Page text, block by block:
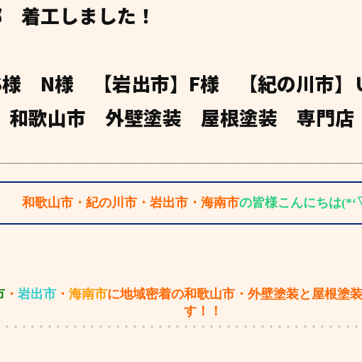
工しました！
S様 N様 【岩出市】F様 【紀の川市
歌山市 外壁塗装 屋根塗装 専門店
和歌山市・紀の川市・岩出市・海南市の皆様こんにちは
・ 岩出市・ 海南市に地域密着の和歌山市・外壁塗装と屋根塗
す！！